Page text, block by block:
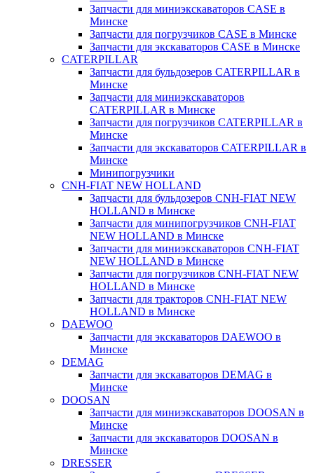
Запчасти для миниэкскаваторов CASE в
Минске
Запчасти для погрузчиков CASE в Минске
Запчасти для экскаваторов CASE в Минске
CATERPILLAR
Запчасти для бульдозеров CATERPILLAR в
Минске
Запчасти для миниэкскаваторов
CATERPILLAR в Минске
Запчасти для погрузчиков CATERPILLAR в
Минске
Запчасти для экскаваторов CATERPILLAR в
Минскe
Минипогрузчики
CNH-FIAT NEW HOLLAND
Запчасти для бульдозеров CNH-FIAT NEW
HOLLAND в Минске
Запчасти для минипогрузчиков CNH-FIAT
NEW HOLLAND в Минске
Запчасти для миниэкскаваторов CNH-FIAT
NEW HOLLAND в Минске
Запчасти для погрузчиков CNH-FIAT NEW
HOLLAND в Минске
Запчасти для тракторов CNH-FIAT NEW
HOLLAND в Минске
DAEWOO
Запчасти для экскаваторов DAEWOO в
Минске
DEMAG
Запчасти для экскаваторов DEMAG в
Минске
DOOSAN
Запчасти для миниэкскаваторов DOOSAN в
Минске
Запчасти для экскаваторов DOOSAN в
Минске
DRESSER